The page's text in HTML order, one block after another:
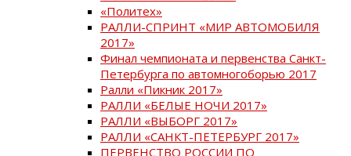
«Политех»
РАЛЛИ-СПРИНТ «МИР АВТОМОБИЛЯ
2017»
Финал чемпионата и первенства Санкт-
Петербурга по автомногоборью 2017
Ралли «Пикник 2017»
РАЛЛИ «БЕЛЫЕ НОЧИ 2017»
РАЛЛИ «ВЫБОРГ 2017»
РАЛЛИ «САНКТ-ПЕТЕРБУРГ 2017»
ПЕРВЕНСТВО РОССИИ ПО